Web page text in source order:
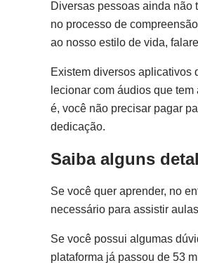
Diversas pessoas ainda não
no processo de
ao nosso estilo de vida,
Existem diversos aplicativos
lecionar com áudios que
é, você não precisar pagar
dedicação.
Saiba alguns
Se você quer aprender, no
necessário para assistir
Se você possui algumas
plataforma já passou de 53